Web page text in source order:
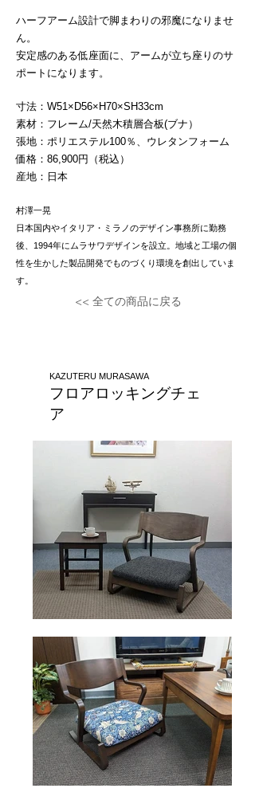
ハーフアーム設計で脚まわりの邪魔になりませ
ん。
安定感のある低座面に、アームが立ち座りのサ
ポートになります。
寸法：W51×D56×H70×SH33cm
素材：フレーム/天然木積層合板(ブナ）
張地：ポリエステル100％、ウレタンフォーム
価格：86,900円（税込）
​産地：日本
村澤一晃
日本国内やイタリア・ミラノのデザイン事務所に勤務
後、1994年にムラサワデザインを設立。地域と工場の個
性を生かした製品開発でものづくり環境を創出していま
す。
<< 全ての商品に戻る
KAZUTERU MURASAWA
​フロアロッキングチェ
ア